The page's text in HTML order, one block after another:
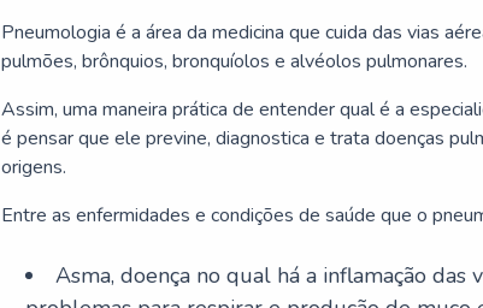
Pneumologia é a área da medicina que cuida das vias
pulmões, brônquios, bronquíolos e alvéolos pulmonares.
Assim, uma maneira prática de entender qual é a
é pensar que ele previne, diagnostica e trata doenças
origens.
Entre as enfermidades e condições de saúde que o
Asma, doença no qual há a inflamação das